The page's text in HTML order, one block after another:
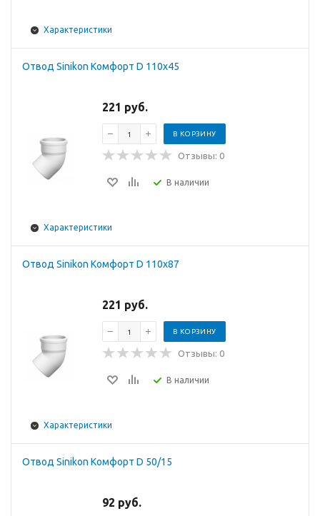
Характеристики
Отвод Sinikon Комфорт D 110x45
221 руб.
В КОРЗИНУ
Отзывы: 0
В наличии
Характеристики
Отвод Sinikon Комфорт D 110x87
221 руб.
В КОРЗИНУ
Отзывы: 0
В наличии
Характеристики
Отвод Sinikon Комфорт D 50/15
92 руб.